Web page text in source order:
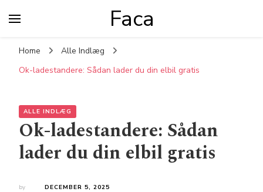
Faca
Home
Alle Indlæg
Ok-ladestandere: Sådan lader du din elbil gratis
ALLE INDLÆG
Ok-ladestandere: Sådan
lader du din elbil gratis
by DECEMBER 5, 2025